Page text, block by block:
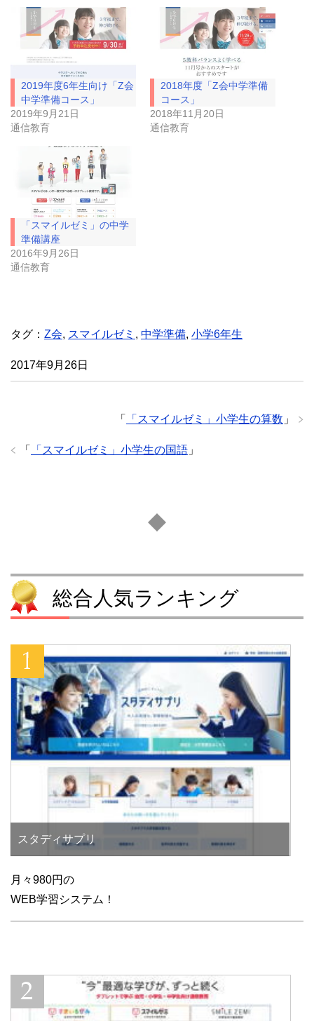
て
T
w
i
e
で
共
有
(
新
し
い
ン
ド
ウ
で
開
き
ま
す
)
o
k
で
共
有
す
る
に
は
ク
リ
ッ
て
く
だ
さ
い
(
し
い
ウ
ド
ウ
2019年度6年生向け「Z会
中学準備コース」
2019年9月21日
通信教育
2018年度「Z会中学準備
コース」
2018年11月20日
通信教育
「スマイルゼミ」の中学
準備講座
2016年9月26日
通信教育
タグ： Z会, スマイルゼミ , 中学準備, 小学6年生
2017年9月26日
「 「スマイルゼミ」小学生の算数 」
「 「スマイルゼミ」小学生の国語 」
総合人気ランキング
スタディサプリ
月々980円の
WEB学習システム！